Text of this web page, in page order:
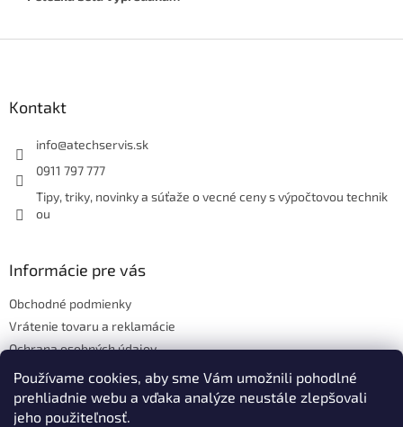
Používame cookies, aby sme Vám umožnili pohodlné
prehliadnie webu a vďaka analýze neustále zlepšovali
jeho použiteľnosť.
Kontakt
info@atechservis.sk
0911 797 777
Tipy, triky, novinky a súťaže o vecné ceny s výpočtovou technik
ou
Informácie pre vás
Obchodné podmienky
Vrátenie tovaru a reklamácie
Ochrana osobných údajov
Hodnotenie obchodu